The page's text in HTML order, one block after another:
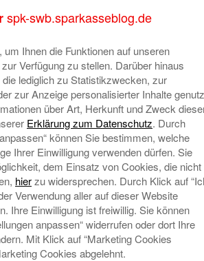
bei S-Forum
sind am 28. April
zur großen
S‑Forum in die
Neue Tonhalle in
Höhepunkt war der
des ehemaligen
Joachim Gauck – ein
unterhaltsam war, aber
spk-swb.sparkasseblog.de
Ihnen die Funktionen auf unseren
Verfügung zu stellen. Darüber hinaus
lediglich zu Statistikzwecken, zur
zur Anzeige personalisierter Inhalte
über Art, Herkunft und Zweck
Erklärung zum Datenschutz. Durch
können Sie bestimmen, welche
Ihrer Einwilligung verwenden dürfen. Sie
dem Einsatz von Cookies, die nicht
hierzu widersprechen. Durch Klick auf
Verwendung aller auf dieser Website
Ihre Einwilligung ist freiwillig. Sie können
anpassen“ widerrufen oder dort Ihre
Mit Klick auf “Marketing Cookies
Cookies abgelehnt.